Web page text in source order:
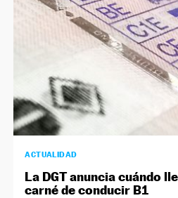
ACTUALIDAD
La DGT anuncia cuándo
carné de conducir B1